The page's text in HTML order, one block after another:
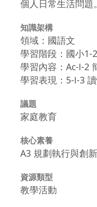
個人日常生活問題。
知識架構
領域：國語文
學習階段：國小1-
學習內容：Ac-Ⅰ-2
學習表現：5-Ⅰ-3
議題
家庭教育
核心素養
A3 規劃執行與創
資源類型
教學活動